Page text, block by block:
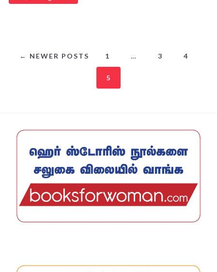
← NEWER POSTS 1 … 3 4
5